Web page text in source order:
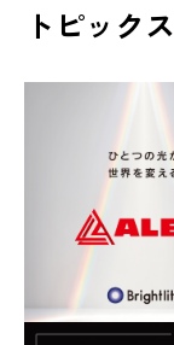
トピックス